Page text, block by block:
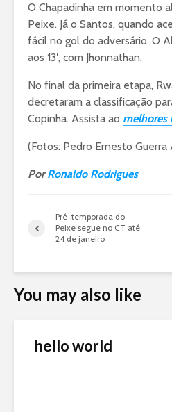
O Chapadinha em momento
Peixe. Já o Santos, quando
fácil no gol do adversário. O
aos 13′, com Jhonnathan.
No final da primeira etapa,
decretaram a classificação
Copinha. Assista ao melhores
(Fotos: Pedro Ernesto
PorRonaldo Rodrigues
Pré-temporada do
Peixe segue no CT até
24 de janeiro
You may also like
hello world